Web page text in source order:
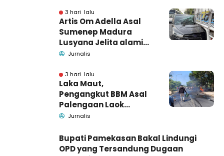
Barang Bukti
3 hari lalu
Artis Om Adella Asal
Sumenep Madura
Lusyana Jelita alami
kecelakaan di Wonogiri
Jurnalis
3 hari lalu
Laka Maut,
Pengangkut BBM Asal
Palengaan Laok
Pamekasan Meninggal
Jurnalis
Bupati Pamekasan Bakal Lindungi
OPD yang Tersandung Dugaan